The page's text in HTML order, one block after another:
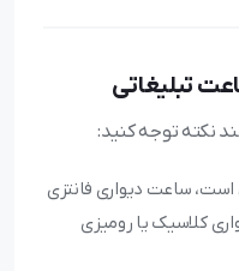
تبلیغاتی
نکته توجه کنید:
است، ساعت دیواری فانتزی
کلاسیک یا رومیزی